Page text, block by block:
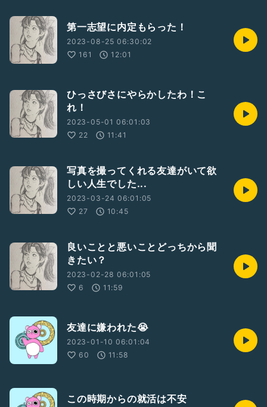
第一志望に内定もらった！
2023-08-25 06:30:02
161
12:01
ひっさびさにやらかしたわ！こ
れ！
2023-05-01 06:01:03
22
11:41
写真を撮ってくれる友達がいて欲
しい人生でした...
2023-03-24 06:01:05
27
10:45
良いことと悪いことどっちから聞
きたい？
2023-02-28 06:01:05
6
11:59
友達に嫌われた😭
2023-01-10 06:01:04
60
11:58
この時期からの就活は不安